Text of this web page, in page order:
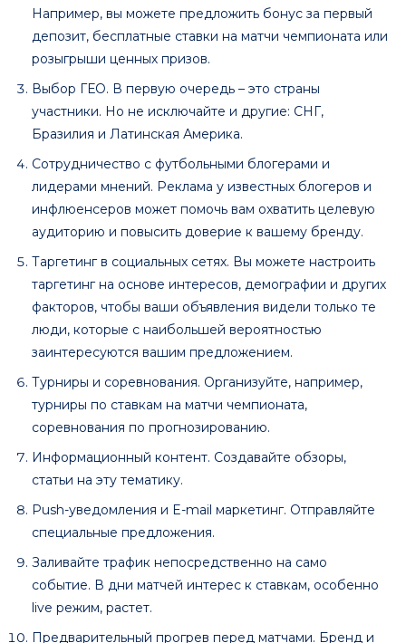
Например, вы можете предложить бонус за первый
депозит, бесплатные ставки на матчи чемпионата или
розыгрыши ценных призов.
Выбор ГЕО. В первую очередь – это страны
участники. Но не исключайте и другие: СНГ,
Бразилия и Латинская Америка.
Сотрудничество с футбольными блогерами и
лидерами мнений. Реклама у известных блогеров и
инфлюенсеров может помочь вам охватить целевую
аудиторию и повысить доверие к вашему бренду.
Таргетинг в социальных сетях. Вы можете настроить
таргетинг на основе интересов, демографии и других
факторов, чтобы ваши объявления видели только те
люди, которые с наибольшей вероятностью
заинтересуются вашим предложением.
Турниры и соревнования. Организуйте, например,
турниры по ставкам на матчи чемпионата,
соревнования по прогнозированию.
Информационный контент. Создавайте обзоры,
статьи на эту тематику.
Push-уведомления и E-mail маркетинг. Отправляйте
специальные предложения.
Заливайте трафик непосредственно на само
событие. В дни матчей интерес к ставкам, особенно
live режим, растет.
Предварительный прогрев перед матчами. Бренд и